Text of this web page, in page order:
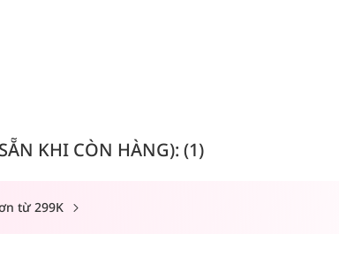
KHI CÒN HÀNG): (1)
từ 299K